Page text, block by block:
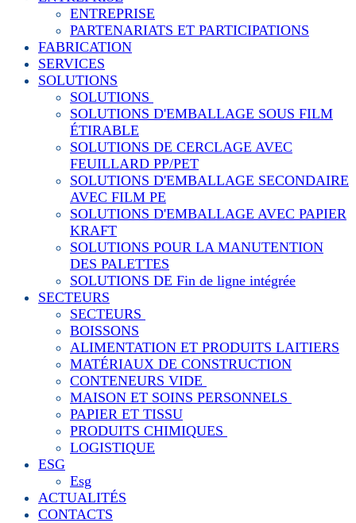
ENTREPRISE
PARTENARIATS ET PARTICIPATIONS
FABRICATION
SERVICES
SOLUTIONS
SOLUTIONS
SOLUTIONS D'EMBALLAGE SOUS FILM
ÉTIRABLE
SOLUTIONS DE CERCLAGE AVEC
FEUILLARD PP/PET
SOLUTIONS D'EMBALLAGE SECONDAIRE
AVEC FILM PE
SOLUTIONS D'EMBALLAGE AVEC PAPIER
KRAFT
SOLUTIONS POUR LA MANUTENTION
DES PALETTES
SOLUTIONS DE Fin de ligne intégrée
SECTEURS
SECTEURS
BOISSONS
ALIMENTATION ET PRODUITS LAITIERS
MATÉRIAUX DE CONSTRUCTION
CONTENEURS VIDE
MAISON ET SOINS PERSONNELS
PAPIER ET TISSU
PRODUITS CHIMIQUES
LOGISTIQUE
ESG
Esg
ACTUALITÉS
CONTACTS